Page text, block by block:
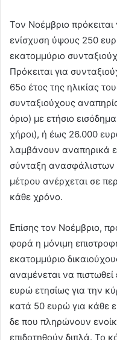
Τον Νοέμβριο
ενίσχυση ύψους 250
εκατομμύριο
Πρόκειται για
65ο έτος της ηλικίας
συνταξιούχους
όριο) με ετήσιο
χήροι), ή έως 26.000
λαμβάνουν αναπηρικά
σύνταξη ανασφάλιστων
μέτρου ανέρχεται σε
κάθε χρόνο.
Επίσης τον Νοέμβριο,
φορά η μόνιμη
εκατομμύριο
αναμένεται να
ευρώ ετησίως για την
κατά 50 ευρώ για κάθε
δε που πληρώνουν
επιδοτηθούν διπλά. Το